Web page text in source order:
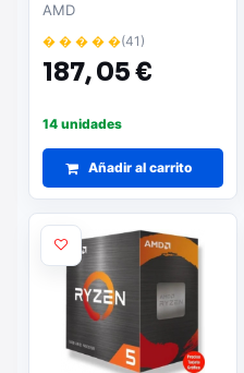
AMD
� � � � �(41)
187,05 €
14 unidades
Añadir al carrito